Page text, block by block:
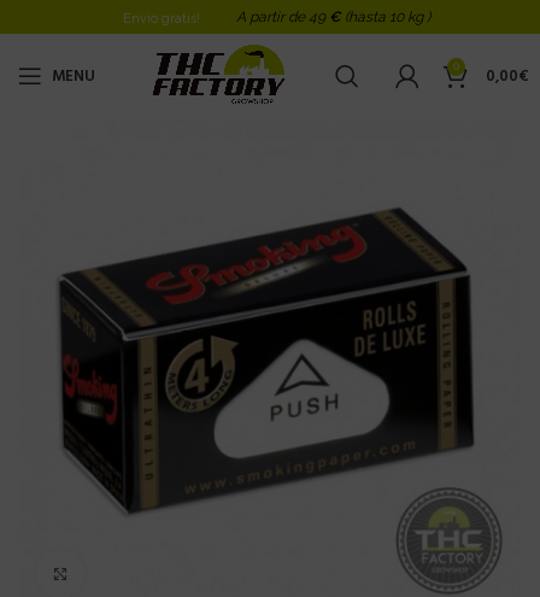
Envio gratis! A partir de 49 € (hasta 10 kg )
MENU 0 0,00€